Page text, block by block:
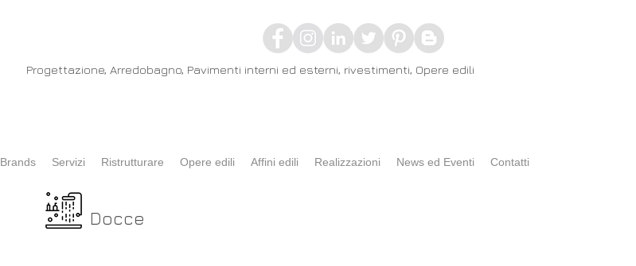
Brands Servizi Ristrutturare Opere edili Affini edili Realizzazioni News ed Eventi Contatti
Progettazione, Arredobagno, Pavimenti interni ed esterni, rivestimenti, Opere edili
Docce